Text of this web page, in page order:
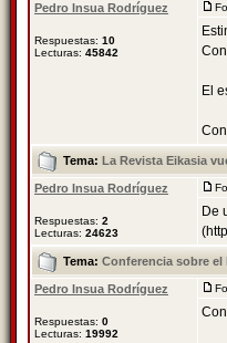
Pedro Insua Rodríguez
Respuestas: 10
Lecturas: 45842
El
Tema: La Revista Eikasia
Pedro Insua Rodríguez
Respuestas: 2
Lecturas: 24623
De
Tema: Conferencia sobre
Pedro Insua Rodríguez
Respuestas: 0
Lecturas: 19992